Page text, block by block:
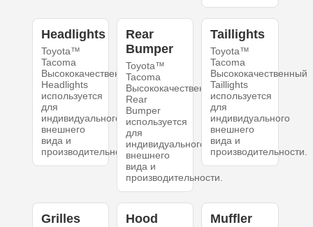
Headlights
Toyota™
Tacoma
Высококачественный
Headlights
используется
для
индивидуального
внешнего
вида и
производительности.
Rear
Bumper
Toyota™
Tacoma
Высококачественный
Rear
Bumper
используется
для
индивидуального
внешнего
вида и
производительности.
Taillights
Toyota™
Tacoma
Высококачественный
Taillights
используется
для
индивидуального
внешнего
вида и
производительности.
Grilles Hood Muffler